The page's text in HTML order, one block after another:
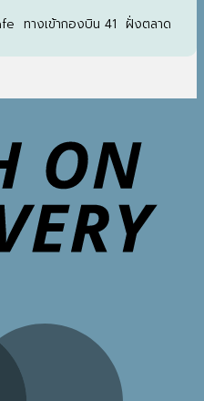
ทางเข้ากองบิน 41 ฝั่งตลาด